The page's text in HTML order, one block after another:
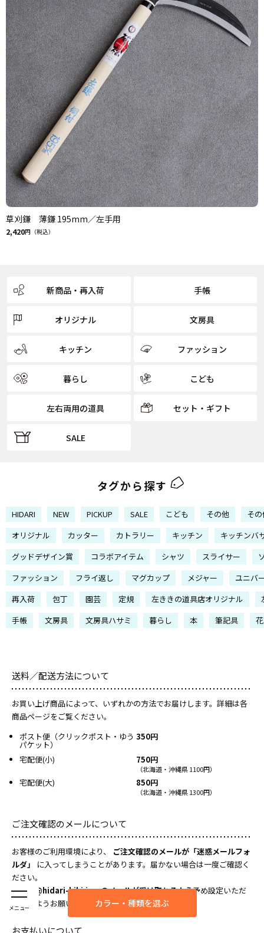
メニュー
草刈鎌 薄鎌 195mm／左手用
2,420円（税込）
カラー・種類を選ぶ
新商品・再入荷 手帳
オリジナル 文房具
キッチン ファッション
暮らし こども
左右両用の道具 セット・ギフト
SALE
タグから探す
HIDARI NEW PICKUP SALE こども その他
そ
オリジナル
カッター カトラリー キッチン
キッチンバ
グッドデザイン賞
コラボアイテム シャツ スライサー
ファッション
フライ返し マグカップ メジャー
ユニバ
再入荷
包丁 園芸 定規 左ききの道具店オリジナル
手帳
文房具 文房具ハサミ 暮らし 本 筆記具
送料／配送方法について
お買い上げ商品によって、いずれかの方法でお届けします。詳細は各
商品ページをご覧ください。
ポスト便（クリックポスト・ゆう
パケット）
350円
宅配便(小) 750円
（北海道・沖縄県 1100円）
宅配便(大) 850円
（北海道・沖縄県 1300円）
ご注文確認のメールについて
お客様のご利用環境により、
ご注文確認のメールが「迷惑メールフォ
ルダ」
に入ってしまうことがあります。届かない場合は一度ご確認く
ださい。
また 「@hidari-kiki.jp」のメールが受け取れるよう予め設定いただ
きますようお願いいたします。
お支払いについて